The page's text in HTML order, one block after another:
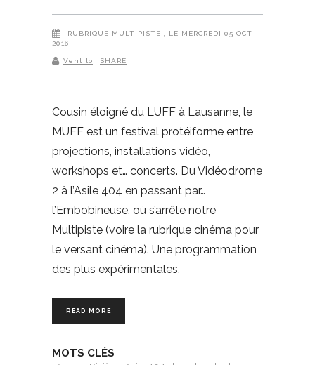
RUBRIQUE MULTIPISTE , LE MERCREDI 05 OCT
2016
Ventilo SHARE
Cousin éloigné du LUFF à Lausanne, le
MUFF est un festival protéiforme entre
projections, installations vidéo,
workshops et… concerts. Du Vidéodrome
2 à l’Asile 404 en passant par…
l’Embobineuse, où s’arrête notre
Multipiste (voire la rubrique cinéma pour
le versant cinéma). Une programmation
des plus expérimentales,
READ MORE
MOTS CLÉS